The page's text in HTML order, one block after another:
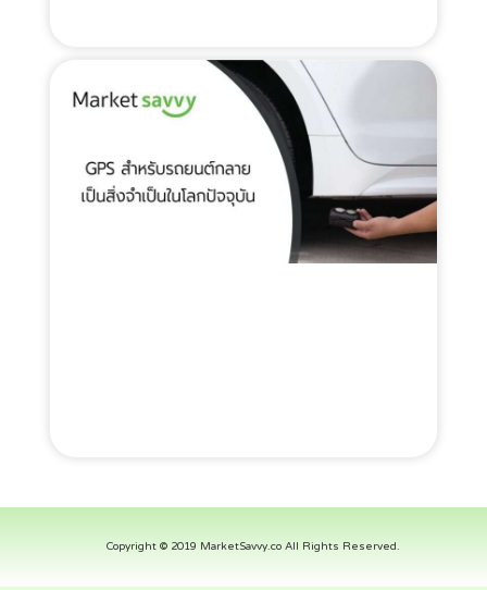
Copyright © 2019 MarketSavvy.co All Rights Reserved.